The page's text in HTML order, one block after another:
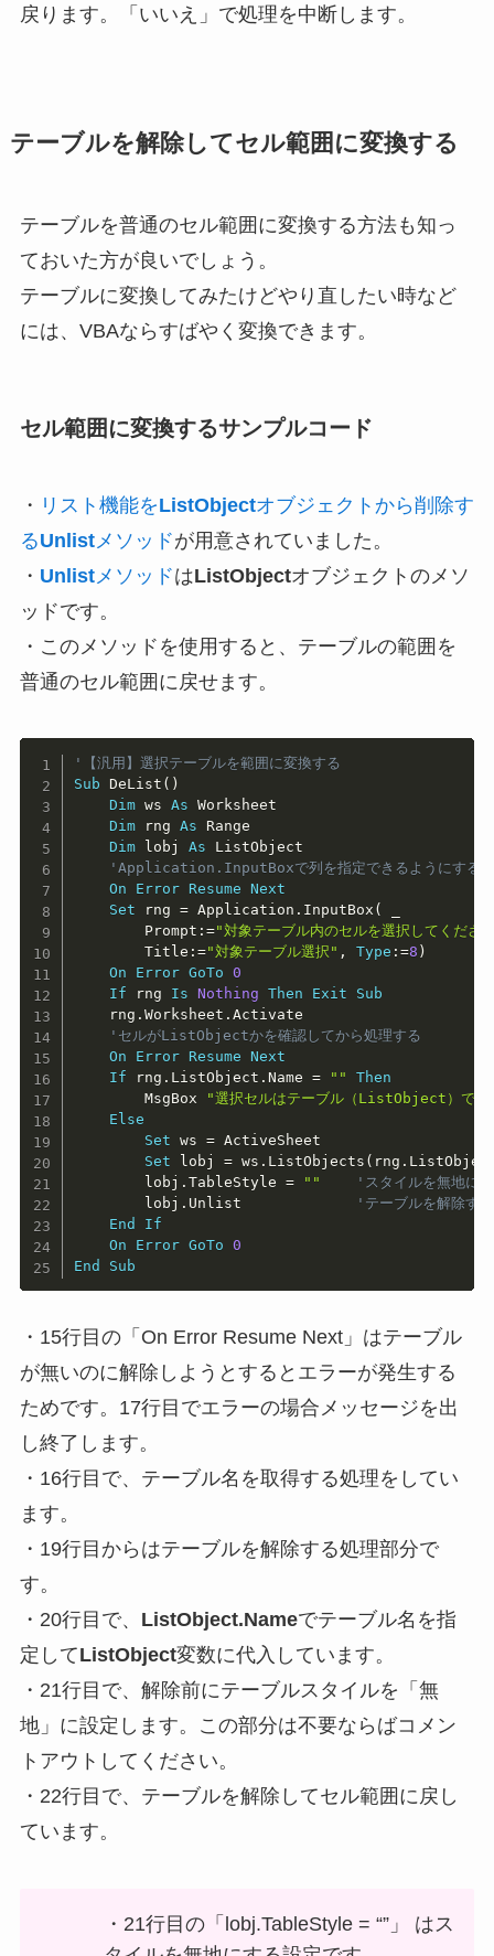
戻ります。「いいえ」で処理を中断します。
テーブルを解除してセル範囲に変換する
テーブルを普通のセル範囲に変換する方法も知っ
ておいた方が良いでしょう。
テーブルに変換してみたけどやり直したい時など
には、VBAならすばやく変換できます。
セル範囲に変換するサンプルコード
・ リスト機能をListObjectオブジェクトから削除す
るUnlistメソッドが用意されていました。
・ UnlistメソッドはListObjectオブジェクトのメソ
ッドです。
・このメソッドを使用すると、テーブルの範囲を
普通のセル範囲に戻せます。
'【汎用】選択テーブルを範囲に変換する
Sub DeList ( )
Dim ws As Worksheet
Dim rng As Range
Dim lobj As ListObject
'Application.InputBoxで列を指定できるようにする
On
Error Resume
Next
Set rng = Application . InputBox (
        Prompt
:="対象テーブル内のセルを選択してくださ
        Title
:="対象テーブル選択" , Type :=8 )
On
Error GoTo
0
If rng Is Nothing Then Exit
Sub
    rng
.Worksheet .Activate
'セルがListObjectかを確認してから処理する
On
Error Resume
Next
If rng . ListObject .Name = ""
Then
        MsgBox
"選択セルはテーブル（ListObject）では
Else
Set ws = ActiveSheet
Set lobj = ws . ListObjects ( rng .
        lobj
.TableStyle = ""
'スタイルを無地に
        lobj
. Unlist
'テーブルを解除する
End
If
On
Error GoTo
0
End
Sub
・15行目の「On Error Resume Next」はテーブル
が無いのに解除しようとするとエラーが発生する
ためです。17行目でエラーの場合メッセージを出
し終了します。
・16行目で、テーブル名を取得する処理をしてい
ます。
・19行目からはテーブルを解除する処理部分で
す。
・20行目で、 ListObject.Nameでテーブル名を指
定してListObject変数に代入しています。
・21行目で、 解除前にテーブルスタイルを「無
地」に設定します。この部分は不要ならばコメン
トアウトしてください。
・22行目で、テーブルを解除してセル範囲に戻し
ています。
・21行目の「lobj.TableStyle = “”」 はス